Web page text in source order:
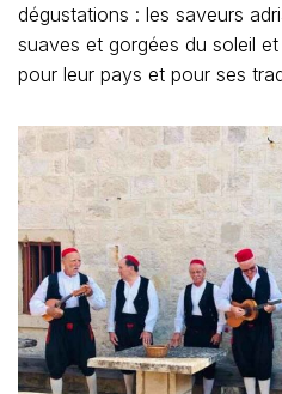
dégustations : les saveurs
suaves et gorgées du soleil
pour leur pays et pour ses